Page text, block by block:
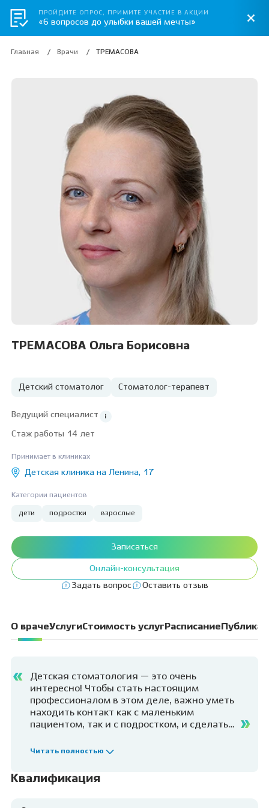
Главная Врачи ТРЕМАСОВА
ТРЕМАСОВА Ольга Борисовна
Детский стоматолог Стоматолог-терапевт
Ведущий специалист
Стаж работы 14 лет
Принимает в клиниках
Детская клиника на Ленина, 17
Категории пациентов
дети подростки взрослые
Записаться
Онлайн-консультация
Задать вопрос
Оставить отзыв
О врачеУслугиСтоимость услуг Расписание
Детская стоматология — это очень
интересно! Чтобы стать настоящим
профессионалом в этом деле, важно уметь
находить контакт как с маленьким
пациентом, так и с подростком, и сделать
работаю в условиях, позволяющих оказать
пациенту. Самый современный подход к
лечению и жизнерадостная атмосфера в
Читать полностью
Квалификация
ПРОЙДИТЕ ОПРОС, ПРИМИТЕ УЧАСТИЕ В АКЦИИ
«6 вопросов до улыбки вашей мечты»